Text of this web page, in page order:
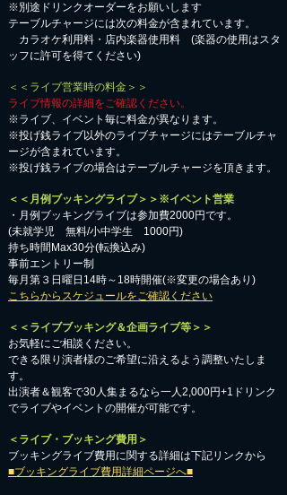
※別途ドリンクオーダーをお願いします
テーブルチャージには次の料金が含まれています。
カラオケ利用料・店内楽器使用料 (楽器の使用はスタ
ッフに許可を得てください)
＜＜ライブ営業時の料金＞＞
ライブ情報の詳細をご確認ください。
※ライブ、イベント毎に料金が異なります。
※投げ銭ライブ以外のライブチャージにはテーブルチャ
ージが含まれています。
※投げ銭ライブの場合はテーブルチャージを頂きます。
＜＜月例ブッキングライブ＞＞※イベント営業
・月例ブッキングライブは参加費2000円です。
​(未就学児 無料/小中学生 1000円)
持ち時間Max30分(転換込み)
事前エントリー制
毎月第３日曜日14時～18時開催(※変更の場合あり)
こちらからスケジュールをご確認ください
＜＜ライブブッキング＆企画ライブ等＞＞
お気軽にご相談ください。​
​できる限り演者様のご希望に沿えるよう調整いたしま
す。
出演者＆観客で30人集まるなら一人2,000円+1ドリンク
でライブやイベントの開催が可能です。
＜ライブ・ブッキング費用＞
ブッキングライブ費用に関する詳細は下記リンクから
■ブッキングライブ費用詳細ページへ■